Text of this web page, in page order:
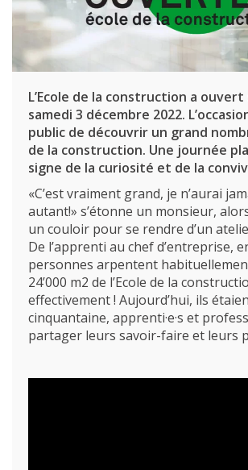
L’Ecole de la construction a
samedi 3 décembre 2022.
public de découvrir un grand
de la construction. Une journée
signe de la curiosité et de la
«C’est vraiment grand, je n’aurai
autant!» s’étonne un monsieur,
un couloir pour se rendre d’un
De l’apprenti au chef d’entreprise,
personnes arpentent
24’000 m2 de l’Ecole de la
effectivement ! Aujourd’hui, ils
cinquantaine, apprenti·e·s et
partager leurs savoir-faire et leurs